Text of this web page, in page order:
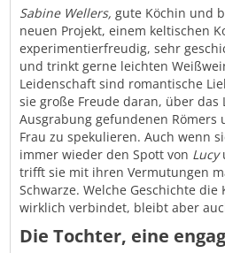
Sabine Wellers, gute Köchin und
neuen Projekt, einem keltischen
experimentierfreudig, sehr
und trinkt gerne leichten
Leidenschaft sind romantische
sie große Freude daran, über das
Ausgrabung gefundenen Römers
Frau zu spekulieren. Auch wenn
immer wieder den Spott von Lucy
trifft sie mit ihren Vermutungen
Schwarze. Welche Geschichte
wirklich verbindet, bleibt aber
Die Tochter, eine